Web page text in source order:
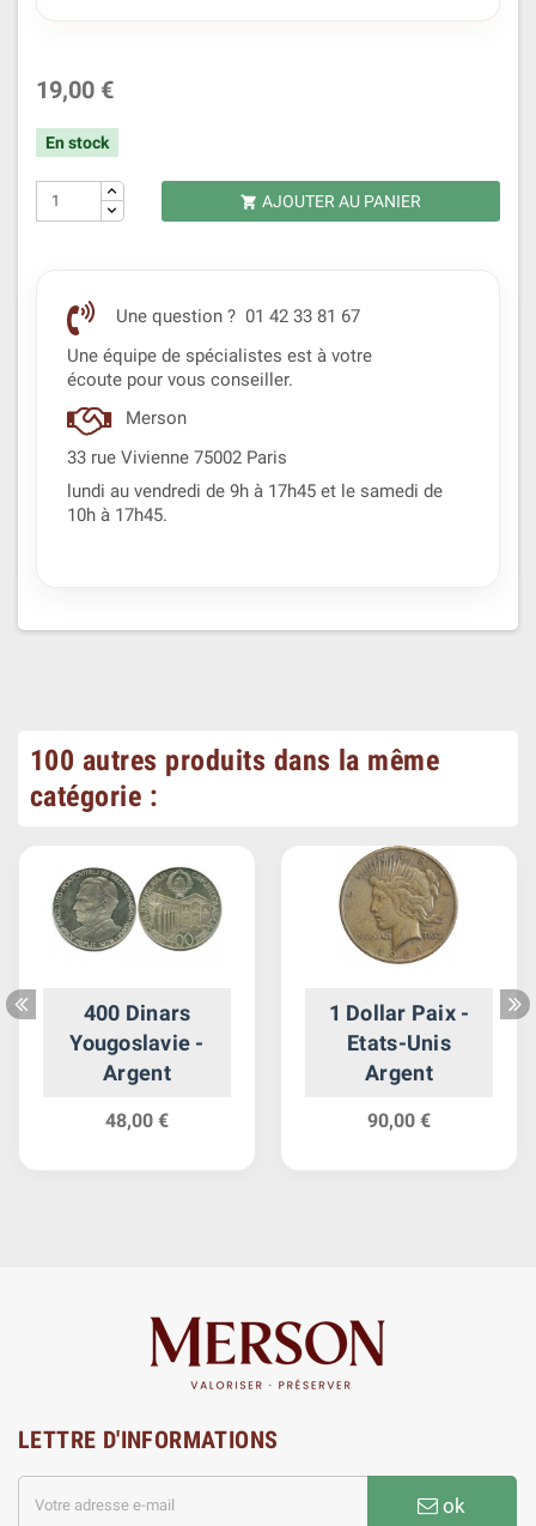
19,00 €
En stock
 AJOUTER AU PANIER
Une question ? 01 42 33 81 67
Une équipe de spécialistes est à votre
écoute pour vous conseiller.
Merson
33 rue Vivienne 75002 Paris
lundi au vendredi de 9h à 17h45 et le samedi de
10h à 17h45.
100 autres produits dans la même
catégorie :
400 Dinars
Yougoslavie -
Argent
48,00 €
1 Dollar Paix -
Etats-Unis
Argent
90,00 €
LETTRE D'INFORMATIONS
ok